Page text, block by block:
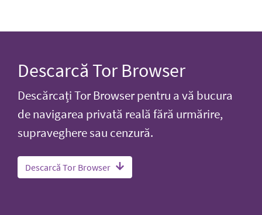
Descarcă Tor Browser
Descărcați Tor Browser pentru a vă bucura
de navigarea privată reală fără urmărire,
supraveghere sau cenzură.
Descarcă Tor Browser